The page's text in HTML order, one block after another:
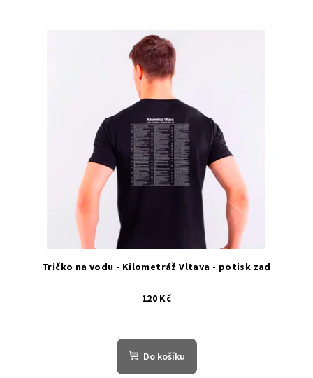
Tričko na vodu - Kilometráž Vltava - potisk zad
120 Kč
Do košíku